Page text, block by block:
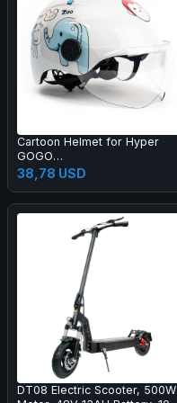
Cartoon Helmet for Hyper
GOGO
Pioneer/Challenger/Cruiser
Series Children Electric
38,78 USD
DT08 Electric Scooter, 500W